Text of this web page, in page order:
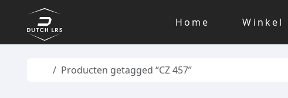
Skip to content
Skip to footer
Home
Winkel
Home
Producten getagged “CZ 457”